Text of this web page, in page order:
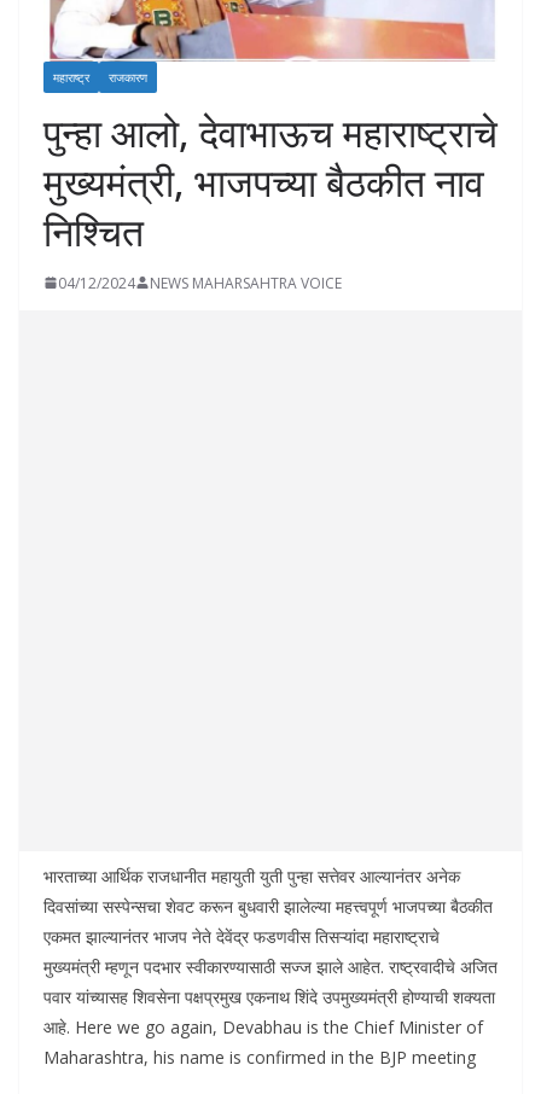
महाराष्ट्र राजकारण
पुन्हा आलो, देवाभाऊच महाराष्ट्राचे
मुख्यमंत्री, भाजपच्या बैठकीत नाव
निश्चित
04/12/2024 NEWS MAHARSAHTRA VOICE
भारताच्या आर्थिक राजधानीत महायुती युती पुन्हा सत्तेवर आल्यानंतर अनेक
दिवसांच्या सस्पेन्सचा शेवट करून बुधवारी झालेल्या महत्त्वपूर्ण भाजपच्या बैठकीत
एकमत झाल्यानंतर भाजप नेते देवेंद्र फडणवीस तिसऱ्यांदा महाराष्ट्राचे
मुख्यमंत्री म्हणून पदभार स्वीकारण्यासाठी सज्ज झाले आहेत. राष्ट्रवादीचे अजित
पवार यांच्यासह शिवसेना पक्षप्रमुख एकनाथ शिंदे उपमुख्यमंत्री होण्याची शक्यता
आहे. Here we go again, Devabhau is the Chief Minister of
Maharashtra, his name is confirmed in the BJP meeting